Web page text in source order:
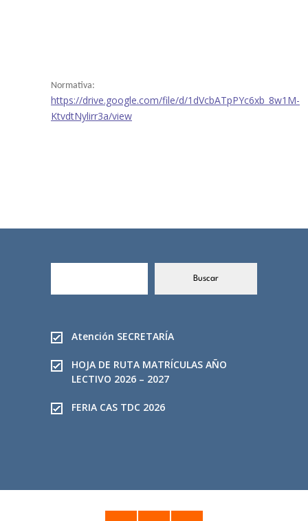
Normativa:
https://drive.google.com/file/d/1dVcbATpPYc6xb_8w1M-
KtvdtNylirr3a/view
s
r
Buscar
Atención SECRETARÍA
HOJA DE RUTA MATRÍCULAS AÑO
LECTIVO 2026 – 2027
FERIA CAS TDC 2026